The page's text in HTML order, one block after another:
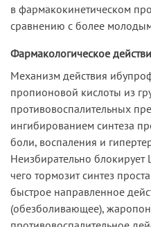
в фармакокинетическом
сравнению с более
Фармакологическое
Механизм действия
пропионовой кислоты из
противовоспалительных
ингибированием синтеза
боли, воспаления и
Неизбирательно
чего тормозит синтез
быстрое направленное
(обезболивающее),